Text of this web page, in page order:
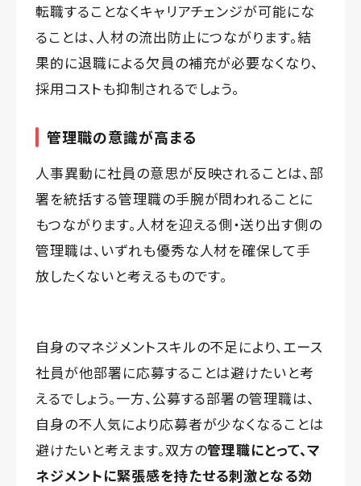
転職することなくキャリアチェンジが可能にな
ることは、人材の流出防止につながります。結
果的に退職による欠員の補充が必要なくなり、
採用コストも抑制されるでしょう。
管理職の意識が高まる
人事異動に社員の意思が反映されることは、部
署を統括する管理職の手腕が問われることに
もつながります。人材を迎える側・送り出す側の
管理職は、いずれも優秀な人材を確保して手
放したくないと考えるものです。
自身のマネジメントスキルの不足により、エース
社員が他部署に応募することは避けたいと考
えるでしょう。一方、公募する部署の管理職は、
自身の不人気により応募者が少なくなることは
避けたいと考えます。双方の管理職にとって、マ
ネジメントに緊張感を持たせる刺激となる効